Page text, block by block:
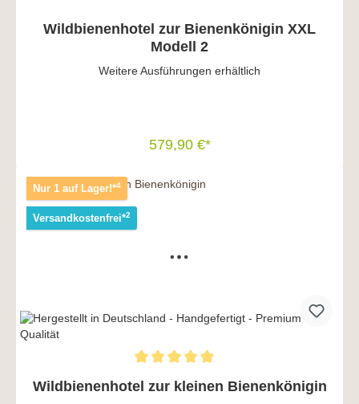
Wildbienenhotel zur Bienenkönigin XXL
Modell 2
Weitere Ausführungen erhältlich
579,90 €*
In den Warenkorb
Nur 1 auf Lager!*4
Versandkostenfrei*2
Wildbienenhotel zur kleinen Bienenkönigin